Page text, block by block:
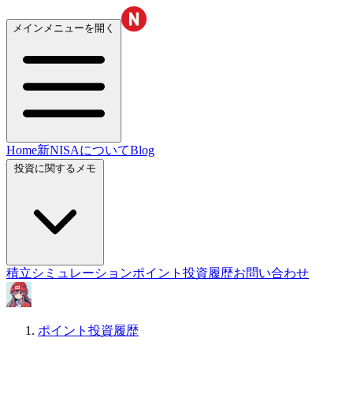
メインメニューを開く
Home新NISAについてBlog
積立シミュレーションポイント投資履歴お問い合わせ
ポイント投資履歴